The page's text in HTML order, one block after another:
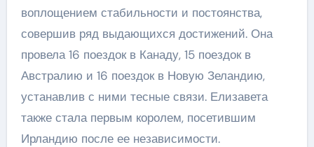
воплощением стабильности и постоянства,
совершив ряд выдающихся достижений. Она
провела 16 поездок в Канаду, 15 поездок в
Австралию и 16 поездок в Новую Зеландию,
устанавлив с ними тесные связи. Елизавета
также стала первым королем, посетившим
Ирландию после ее независимости.